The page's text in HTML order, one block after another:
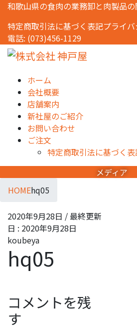
ン
ー
和歌山県の食肉の業務卸と肉製品
特定商取引法に基づく表記プライ
電話: (073)456-1129
ホーム
会社概要
店舗案内
新社屋のご紹介
お問い合わせ
ご注文
特定商取引法に基づく
メディア
HOMEhq05
2020年9月28日 / 最終更新
日 : 2020年9月28日
koubeya
hq05
コメントを残
す